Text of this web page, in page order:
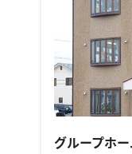
グループホ